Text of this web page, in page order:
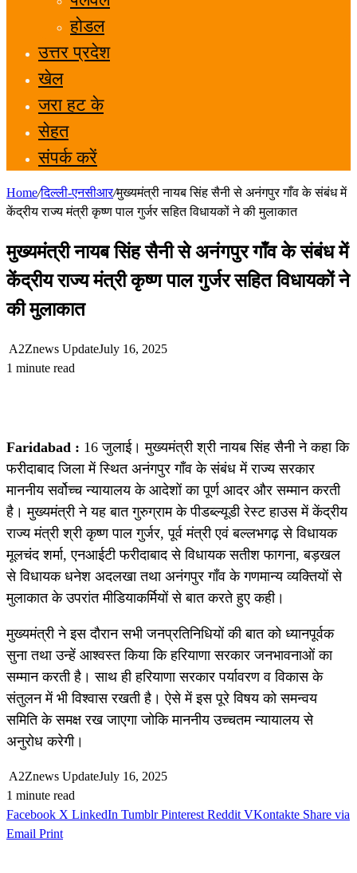
होडल
उत्तर प्रदेश
खेल
जरा हट के
सेहत
संपर्क करें
Home/दिल्ली-एनसीआर/मुख्यमंत्री नायब सिंह सैनी से अनंगपुर गाँव के संबंध में
केंद्रीय राज्य मंत्री कृष्ण पाल गुर्जर सहित विधायकों ने की मुलाकात
मुख्यमंत्री नायब सिंह सैनी से अनंगपुर गाँव के संबंध में
केंद्रीय राज्य मंत्री कृष्ण पाल गुर्जर सहित विधायकों ने
की मुलाकात
A2Znews UpdateJuly 16, 2025
1 minute read
Faridabad : 16 जुलाई। मुख्यमंत्री श्री नायब सिंह सैनी ने कहा कि
फरीदाबाद जिला में स्थित अनंगपुर गाँव के संबंध में राज्य सरकार
माननीय सर्वोच्च न्यायालय के आदेशों का पूर्ण आदर और सम्मान करती
है। मुख्यमंत्री ने यह बात गुरुग्राम के पीडब्ल्यूडी रेस्ट हाउस में केंद्रीय
राज्य मंत्री श्री कृष्ण पाल गुर्जर, पूर्व मंत्री एवं बल्लभगढ़ से विधायक
मूलचंद शर्मा, एनआईटी फरीदाबाद से विधायक सतीश फागना, बड़खल
से विधायक धनेश अदलखा तथा अनंगपुर गाँव के गणमान्य व्यक्तियों से
मुलाकात के उपरांत मीडियाकर्मियों से बात करते हुए कही।
मुख्यमंत्री ने इस दौरान सभी जनप्रतिनिधियों की बात को ध्यानपूर्वक
सुना तथा उन्हें आश्वस्त किया कि हरियाणा सरकार जनभावनाओं का
सम्मान करती है। साथ ही हरियाणा सरकार पर्यावरण व विकास के
संतुलन में भी विश्वास रखती है। ऐसे में इस पूरे विषय को समन्वय
समिति के समक्ष रख जाएगा जोकि माननीय उच्चतम न्यायालय से
अनुरोध करेगी।
A2Znews UpdateJuly 16, 2025
1 minute read
Facebook X LinkedIn Tumblr Pinterest Reddit VKontakte Share via
Email Print